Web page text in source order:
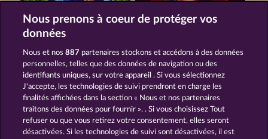
40 THIEVES MAGIC BOOK
Nous prenons à coeur de protéger vos
données
Nous et nos887 partenaires stockons et accédons à des données
personnelles, telles que des données de navigation ou des
identifiants uniques, sur votre appareil . Si vous sélectionnez
J'accepte, les technologies de suivi prendront en charge les
finalités affichées dans la section « Nous et nos partenaires
traitons des données pour fournir ». . Si vous choisissez Tout
refuser ou que vous retirez votre consentement, elles seront
désactivées. Si les technologies de suivi sont désactivées, il est